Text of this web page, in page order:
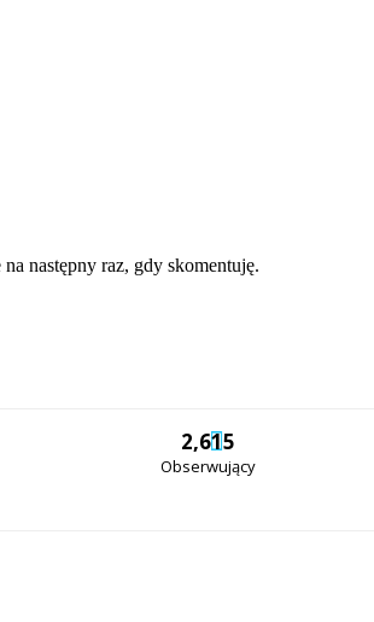
następny raz, gdy skomentuję.
2,615
Obserwujący